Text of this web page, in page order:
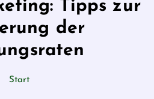
Tipps zur
der
Start